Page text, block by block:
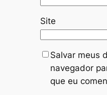
Site
Salvar meus
navegador
que eu